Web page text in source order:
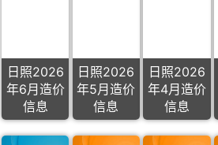
日照2026
年6月造价
信息
日照2026
年5月造价
信息
日照2026
年4月造价
信息